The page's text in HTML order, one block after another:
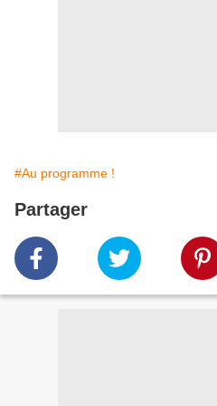
#Au programme !
Partager